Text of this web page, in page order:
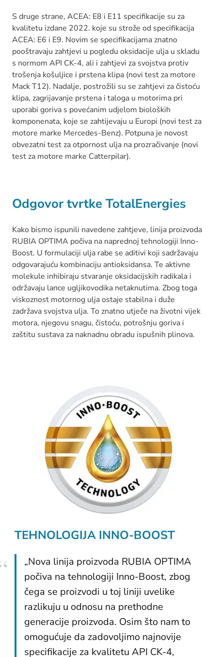
S druge strane, ACEA: E8 i E11 specifikacije su za
kvalitetu izdane 2022. koje su strože od specifikacija
ACEA: E6 i E9. Novim se specifikacijama znatno
pooštravaju zahtjevi u pogledu oksidacije ulja u skladu
s normom API CK-4, ali i zahtjevi za svojstva protiv
trošenja košuljice i prstena klipa (novi test za motore
Mack T12). Nadalje, postrožili su se zahtjevi za čistoću
klipa, zagrijavanje prstena i taloga u motorima pri
uporabi goriva s povećanim udjelom bioloških
komponenata, koje se zahtijevaju u Europi (novi test za
motore marke Mercedes-Benz). Potpuna je novost
obvezatni test za otpornost ulja na prozračivanje (novi
test za motore marke Catterpilar).
Odgovor tvrtke TotalEnergies
Kako bismo ispunili navedene zahtjeve, linija proizvoda
RUBIA OPTIMA počiva na naprednoj tehnologiji Inno-
Boost. U formulaciji ulja rabe se aditivi koji sadržavaju
odgovarajuću kombinaciju antioksidansa. Te aktivne
molekule inhibiraju stvaranje oksidacijskih radikala i
održavaju lance ugljikovodika netaknutima. Zbog toga
viskoznost motornog ulja ostaje stabilna i duže
zadržava svojstva ulja. To znatno utječe na životni vijek
motora, njegovu snagu, čistoću, potrošnju goriva i
zaštitu sustava za naknadnu obradu ispušnih plinova.
TEHNOLOGIJA INNO-BOOST
„Nova linija proizvoda RUBIA OPTIMA
počiva na tehnologiji Inno-Boost, zbog
čega se proizvodi u toj liniji uvelike
razlikuju u odnosu na prethodne
generacije proizvoda. Osim što nam to
omogućuje da zadovoljimo najnovije
specifikacije za kvalitetu API CK-4,